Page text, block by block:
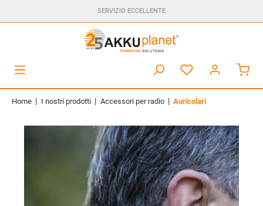
SERVIZIO ECCELLENTE
Home | I nostri prodotti | Accessori per radio | Auricolari